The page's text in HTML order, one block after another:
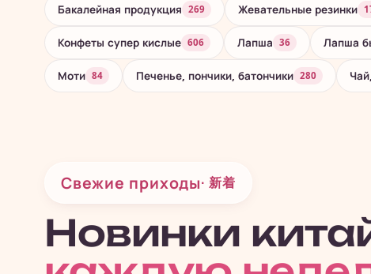
Бакалейная продукция 269 Жевательные резинки
Конфеты супер кислые 606 Лапша 36 Лапша
Моти 84 Печенье, пончики, батончики 280
Свежие приходы· 新着
Новинки